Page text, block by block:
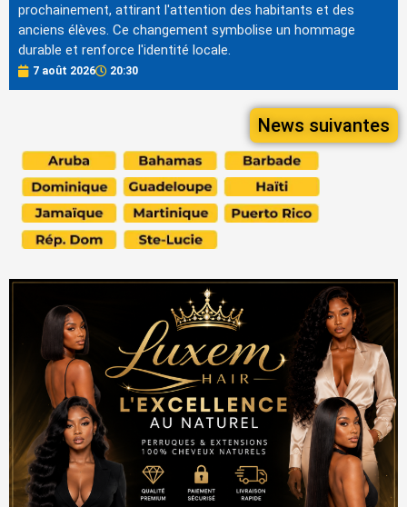
prochainement, attirant l'attention des habitants et des
anciens élèves. Ce changement symbolise un hommage
durable et renforce l'identité locale.
7 août 2026 20:30
News suivantes